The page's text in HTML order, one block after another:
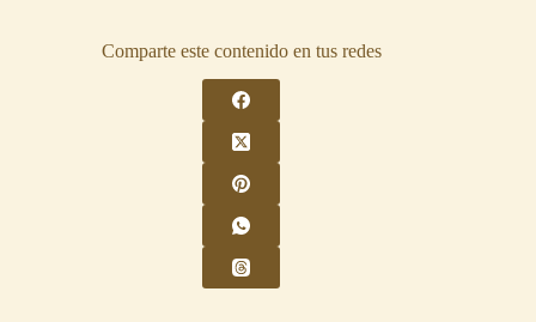
Comparte este contenido en tus redes